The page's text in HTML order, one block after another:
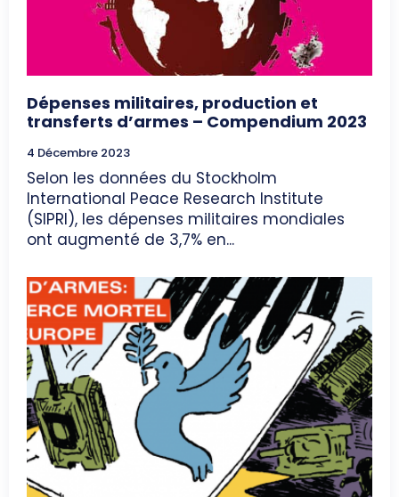
Dépenses militaires, production et
transferts d’armes – Compendium 2023
4 Décembre 2023
Selon les données du Stockholm
International Peace Research Institute
(SIPRI), les dépenses militaires mondiales
ont augmenté de 3,7% en...